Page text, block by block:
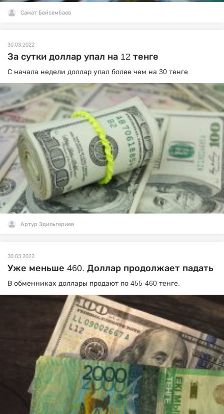
Самат Бейсембаев
30.03.2022
За сутки доллар упал на 12 тенге
С начала недели доллар упал более чем на 30 тенге.
Артур Эдильгериев
30.03.2022
Уже меньше 460. Доллар продолжает падать
В обменниках доллары продают по 455-460 тенге.